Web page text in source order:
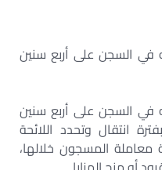
في السجن على أربع سنين
في السجن على أربع سنين
انتقال وتحدد اللائحة
معاملة المسجون خلالها،